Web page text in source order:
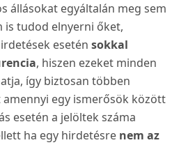
állásokat egyáltalán meg sem
is tudod elnyerni őket,
esetén sokkal
, hiszen ezeket minden
így biztosan többen
amennyi egy ismerősök között
esetén a jelöltek száma
ha egy hirdetésre nem az